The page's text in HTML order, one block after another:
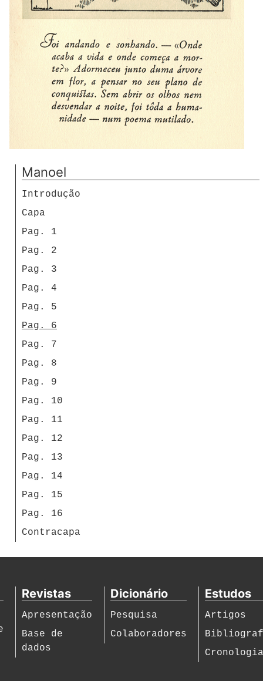
Manoel
Introdução
Capa
Pag. 1
Pag. 2
Pag. 3
Pag. 4
Pag. 5
Pag. 6
Pag. 7
Pag. 8
Pag. 9
Pag. 10
Pag. 11
Pag. 12
Pag. 13
Pag. 14
Pag. 15
Pag. 16
Contracapa
Revistas
Apresentação
Base de
dados
Dicionário
Pesquisa
Colaboradores
Estudos
Artigos